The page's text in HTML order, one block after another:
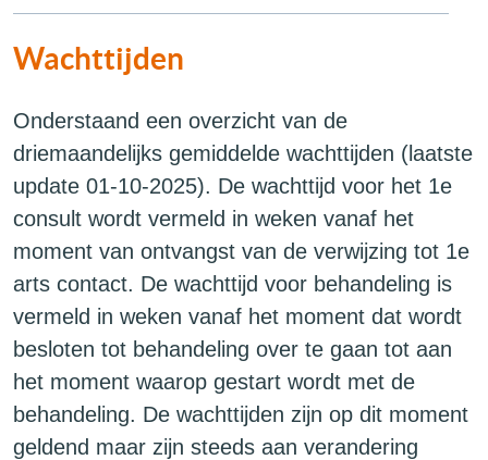
Wachttijden
Onderstaand een overzicht van de
driemaandelijks gemiddelde wachttijden (laatste
update 01-10-2025). De wachttijd voor het 1e
consult wordt vermeld in weken vanaf het
moment van ontvangst van de verwijzing tot 1e
arts contact. De wachttijd voor behandeling is
vermeld in weken vanaf het moment dat wordt
besloten tot behandeling over te gaan tot aan
het moment waarop gestart wordt met de
behandeling. De wachttijden zijn op dit moment
geldend maar zijn steeds aan verandering